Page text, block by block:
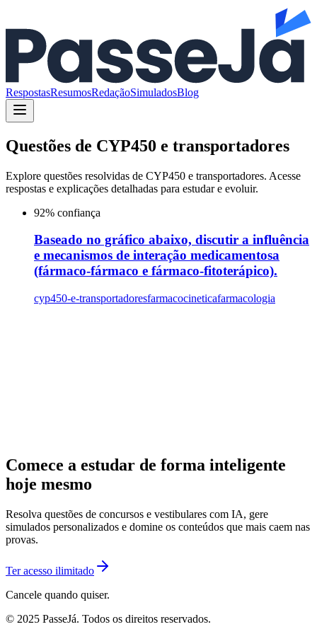
RespostasResumosRedaçãoSimuladosBlog
Questões de CYP450 e transportadores
Explore questões resolvidas de CYP450 e transportadores. Acesse
respostas e explicações detalhadas para estudar e evoluir.
92% confiança
Baseado no gráfico abaixo, discutir a influência
e mecanismos de interação medicamentosa
(fármaco-fármaco e fármaco-fitoterápico).
cyp450-e-transportadoresfarmacocineticafarmacologia
Comece a estudar de forma inteligente
hoje mesmo
Resolva questões de concursos e vestibulares com IA, gere
simulados personalizados e domine os conteúdos que mais caem nas
provas.
Ter acesso ilimitado
Cancele quando quiser.
© 2025 PasseJá. Todos os direitos reservados.